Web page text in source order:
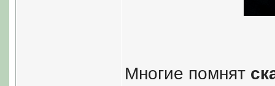
Многие помнят